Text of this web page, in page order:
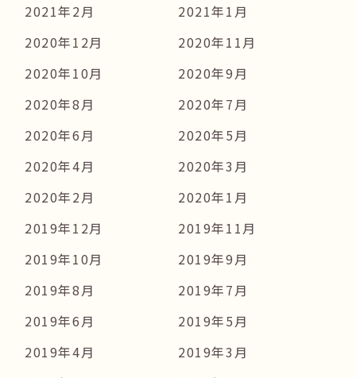
2021年2月
2021年1月
2020年12月
2020年11月
2020年10月
2020年9月
2020年8月
2020年7月
2020年6月
2020年5月
2020年4月
2020年3月
2020年2月
2020年1月
2019年12月
2019年11月
2019年10月
2019年9月
2019年8月
2019年7月
2019年6月
2019年5月
2019年4月
2019年3月